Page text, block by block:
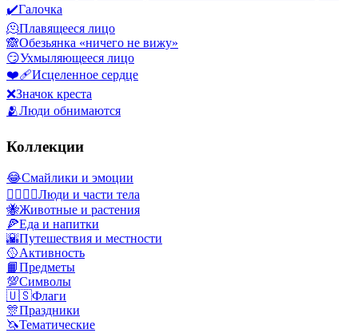
✔️Галочка
🫠Плавящееся лицо
🙈Обезьянка «ничего не вижу»
😏Ухмыляющееся лицо
❤️‍🩹Исцеленное сердце
❌Значок креста
🫂Люди обнимаются
Коллекции
😂Смайлики и эмоции
👩‍❤️‍💋‍👨Люди и части тела
🐝Животные и растения
🍕Еда и напитки
🌇Путешествия и местности
🥎Активность
📙Предметы
💯Символы
🇺🇸Флаги
🎊Праздники
🦄Тематические